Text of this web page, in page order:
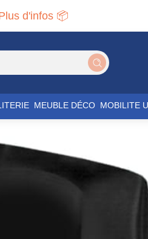
d'infos 📦
MEUBLE DÉCO MOBILITE